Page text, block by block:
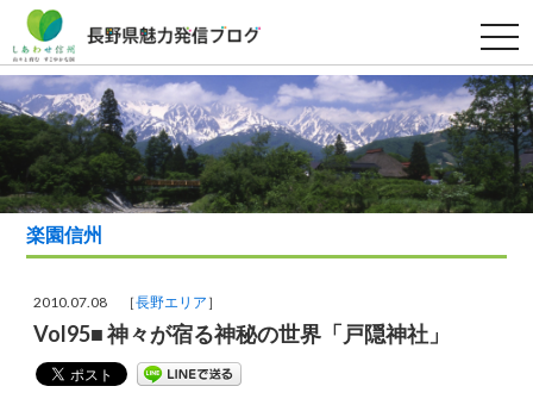
t
o
g
g
l
e
n
a
v
g
i
楽園信州
2010.07.08 ［長野エリア ］
Vol95■ 神々が宿る神秘の世界「戸隠神社」